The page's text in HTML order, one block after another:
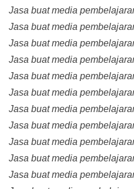
Jasa buat media
Jasa buat media
Jasa buat media
Jasa buat media
Jasa buat media
Jasa buat media
Jasa buat media
Jasa buat media
Jasa buat media
Jasa buat media
Jasa buat media